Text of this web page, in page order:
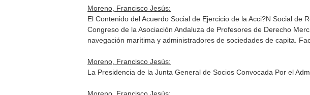
Moreno, Francisco Jesús:
El Contenido del Acuerdo Social de Ejercicio de la Acci?N Social
Congreso de la Asociación Andaluza de Profesores de Derecho
navegación marítima y administradores de sociedades de capita.
Moreno, Francisco Jesús:
La Presidencia de la Junta General de Socios Convocada Por el